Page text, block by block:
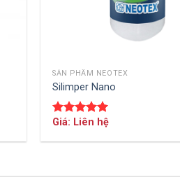
THÊM VÀO GIỎ HÀNG
SẢN PHẨM NEOTEX
Silimper Nano
Được xếp
5 sao
Giá: Liên hệ